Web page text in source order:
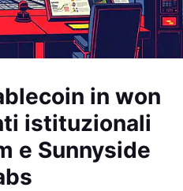
in won
istituzionali
e Sunnyside